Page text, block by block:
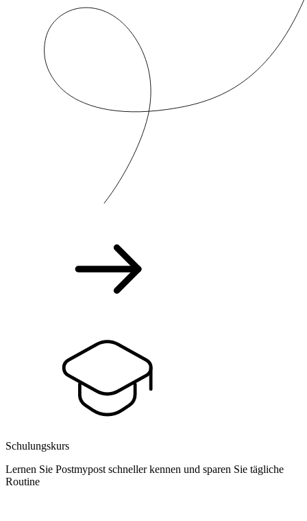
Schulungskurs
Lernen Sie Postmypost schneller kennen und sparen Sie tägliche
Routine